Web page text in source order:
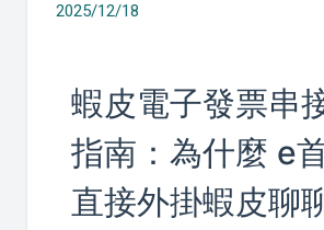
2025/12/18
蝦皮電子發票串
指南：為什麼 e
直接外掛蝦皮聊